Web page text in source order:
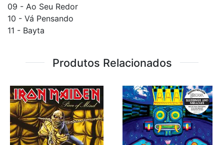
09 - Ao Seu Redor
10 - Vá Pensando
11 - Bayta
Produtos Relacionados